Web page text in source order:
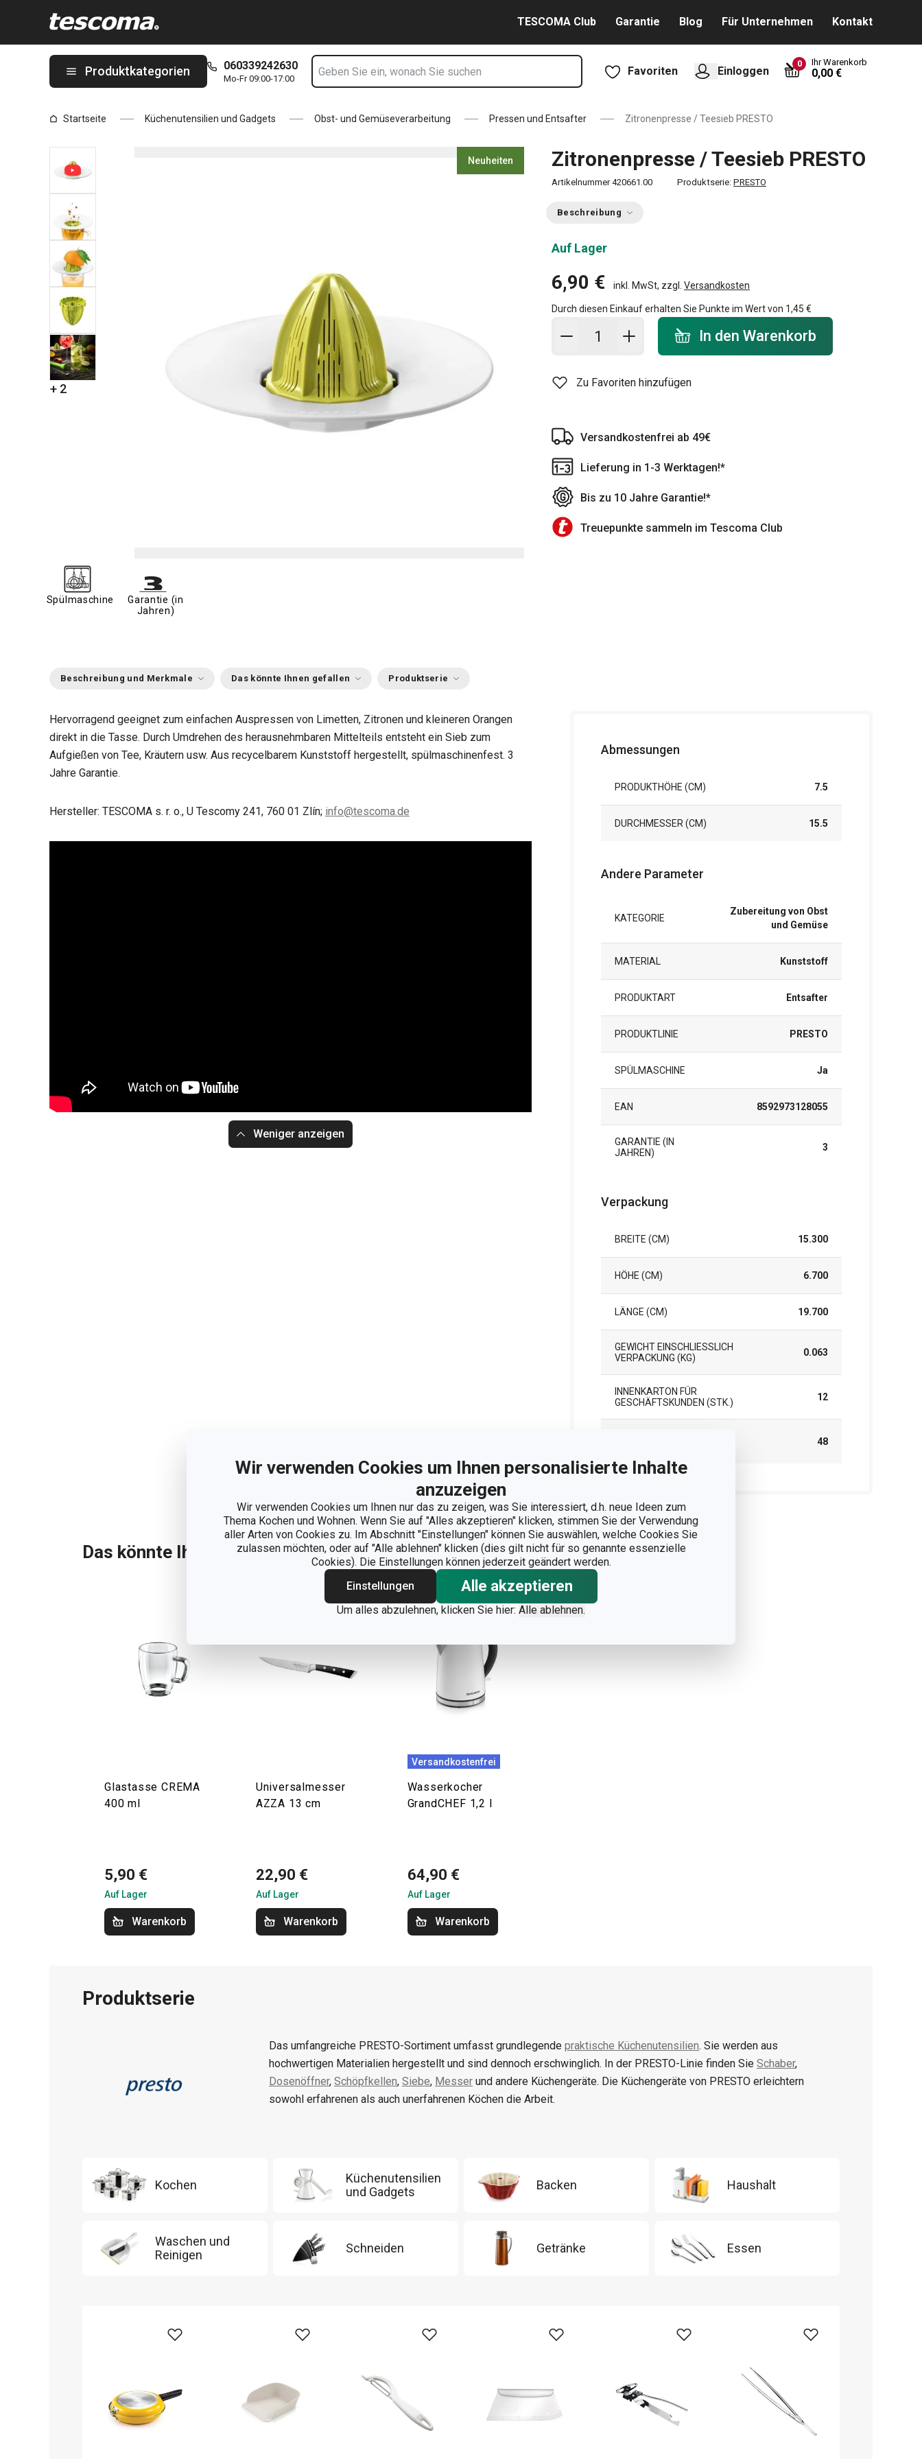
Wir verwenden Cookies um Ihnen personalisierte Inhalte
anzuzeigen
Wir verwenden Cookies um Ihnen nur das zu zeigen, was Sie interessiert, d.h. neue Ideen zum
Thema Kochen und Wohnen. Wenn Sie auf "Alles akzeptieren" klicken, stimmen Sie der Verwendung
aller Arten von Cookies zu. Im Abschnitt "Einstellungen" können Sie auswählen, welche Cookies Sie
zulassen möchten, oder auf "Alle ablehnen" klicken (dies gilt nicht für so genannte essenzielle
Cookies). Die Einstellungen können jederzeit geändert werden.
Einstellungen
Alle akzeptieren
Um alles abzulehnen, klicken Sie hier: Alle ablehnen.
TESCOMA Club Garantie Blog Für Unternehmen Kontakt
Produktkategorien 060339242630
Mo-Fr 09:00-17:00
Favoriten Einloggen
0 Ihr Warenkorb
0,00 €
Startseite Küchenutensilien und Gadgets Obst- und Gemüseverarbeitung Pressen und Entsafter Zitronenpresse / Teesieb PRESTO
+ 2
Neuheiten Zitronenpresse / Teesieb PRESTO
Artikelnummer 420661.00 Produktserie: PRESTO
Beschreibung
Auf Lager
6,90 € inkl. MwSt, zzgl. Versandkosten
Durch diesen Einkauf erhalten Sie Punkte im Wert von 1,45 €
In den Warenkorb - Menge
In den Warenkorb
Zu Favoriten hinzufügen
Versandkostenfrei ab 49€
Lieferung in 1-3 Werktagen!*
Bis zu 10 Jahre Garantie!*
Treuepunkte sammeln im Tescoma Club
Spülmaschine
Garantie (in
Jahren)
Beschreibung und Merkmale Das könnte Ihnen gefallen Produktserie
Hervorragend geeignet zum einfachen Auspressen von Limetten, Zitronen und kleineren Orangen
direkt in die Tasse. Durch Umdrehen des herausnehmbaren Mittelteils entsteht ein Sieb zum
Aufgießen von Tee, Kräutern usw. Aus recycelbarem Kunststoff hergestellt, spülmaschinenfest. 3
Jahre Garantie.
Hersteller: TESCOMA s. r. o., U Tescomy 241, 760 01 Zlín; info@tescoma.de
Weniger anzeigen
Abmessungen
PRODUKTHÖHE (CM) 7.5
DURCHMESSER (CM) 15.5
Andere Parameter
KATEGORIE
Zubereitung von Obst
und Gemüse
MATERIAL Kunststoff
PRODUKTART Entsafter
PRODUKTLINIE PRESTO
SPÜLMASCHINE Ja
EAN 8592973128055
GARANTIE (IN
JAHREN)
3
Verpackung
BREITE (CM) 15.300
HÖHE (CM) 6.700
LÄNGE (CM) 19.700
GEWICHT EINSCHLIESSLICH V
ERPACKUNG (KG)
0.063
INNENKARTON FÜR
GESCHÄFTSKUNDEN (STK.)
12
48
Das könnte Ihnen gefallen
Glastasse CREMA
400 ml
5,90 €
Auf Lager
Warenkorb
Universalmesser
AZZA 13 cm
22,90 €
Auf Lager
Warenkorb
Versandkostenfrei
Wasserkocher
GrandCHEF 1,2 l
64,90 €
Auf Lager
Warenkorb
Produktserie
Das umfangreiche PRESTO-Sortiment umfasst grundlegende praktische Küchenutensilien. Sie werden aus
hochwertigen Materialien hergestellt und sind dennoch erschwinglich. In der PRESTO-Linie finden Sie Schaber,
Dosenöffner, Schöpfkellen, Siebe, Messer und andere Küchengeräte. Die Küchengeräte von PRESTO erleichtern
sowohl erfahrenen als auch unerfahrenen Köchen die Arbeit.
Kochen
Küchenutensilien
und Gadgets
Backen Haushalt
Waschen und
Reinigen
Schneiden Getränke Essen